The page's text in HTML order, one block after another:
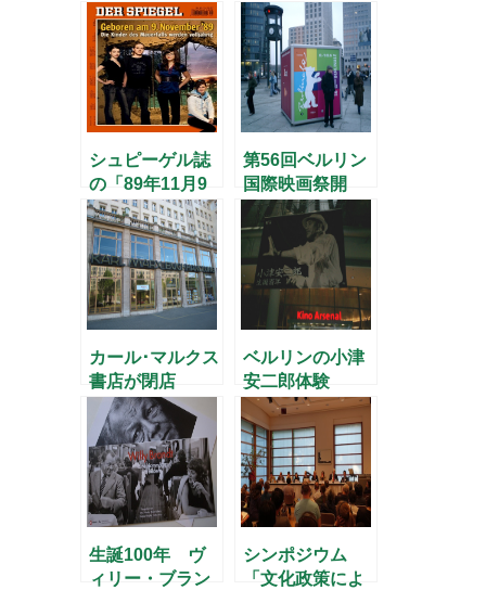
向こうに」
リン、1945年
夏」
シュピーゲル誌
の「89年11月9
日」特集
第56回ベルリン
国際映画祭開
幕！
カール･マルクス
書店が閉店
ベルリンの小津
安二郎体験
生誕100年 ヴ
ィリー・ブラン
シンポジウム
「文化政策によ